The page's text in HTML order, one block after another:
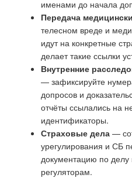
именами до начала
Передача
телесном вреде и
идут на конкретные
делает такие ссылки
Внутренние
— зафиксируйте
допросов и
отчёты ссылались на
идентификаторы.
Страховые дела —
урегулирования и СБ
документацию по делу
регуляторам.